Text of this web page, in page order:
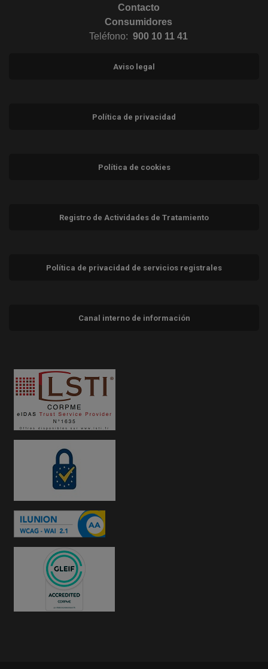
Contacto
Consumidores
Teléfono: 900 10 11 41
Aviso legal
Política de privacidad
Política de cookies
Registro de Actividades de Tratamiento
Política de privacidad de servicios registrales
Canal interno de información